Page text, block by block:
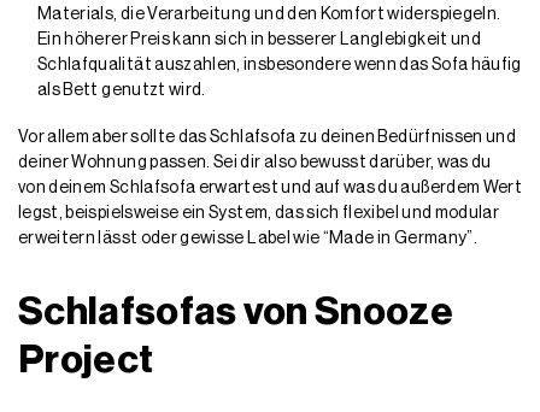
Materials, die Verarbeitung und den Komfort widerspiegeln.
Ein höherer Preis kann sich in besserer Langlebigkeit und
Schlafqualität auszahlen, insbesondere wenn das Sofa häufig
als Bett genutzt wird.
Vor allem aber sollte das Schlafsofa zu deinen Bedürfnissen und
deiner Wohnung passen. Sei dir also bewusst darüber, was du
von deinem Schlafsofa erwartest und auf was du außerdem Wert
legst, beispielsweise ein System, das sich flexibel und modular
erweitern lässt oder gewisse Label wie “Made in Germany”.
Schlafsofas von Snooze
Project